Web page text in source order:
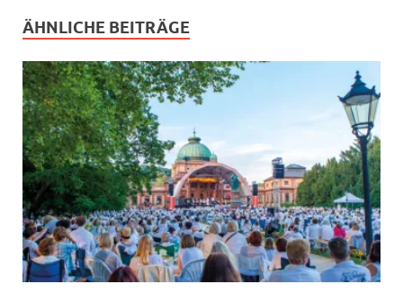
ÄHNLICHE BEITRÄGE